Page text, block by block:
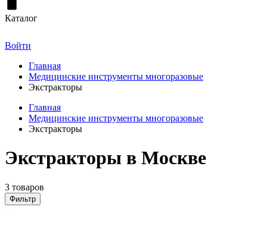
Каталог
Войти
Главная
Медицинские инструменты многоразовые
Экстракторы
Главная
Медицинские инструменты многоразовые
Экстракторы
Экстракторы в Москве
3 товаров
Фильтр